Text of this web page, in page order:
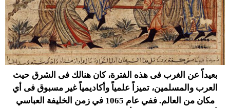
بعيداً عن الغرب فى هذه الفترة، كان هنالك فى الشرق حيث
العرب والمسلمين، تميزاً علمياً وأكاديمياً غير مسبوق فى أي
مكان من العالم. ففي عام 1065 في زمن الخليفة العباسي